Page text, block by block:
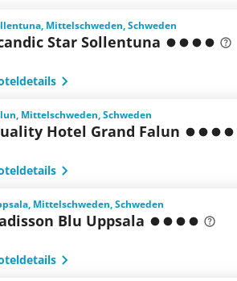
Mittelschweden, Schweden
Star Sollentuna
Mittelschweden, Schweden
Hotel Grand Falun
Mittelschweden, Schweden
Blu Uppsala